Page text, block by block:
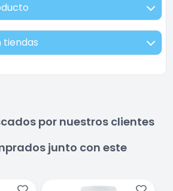
tiendas
por nuestros clientes
junto con este